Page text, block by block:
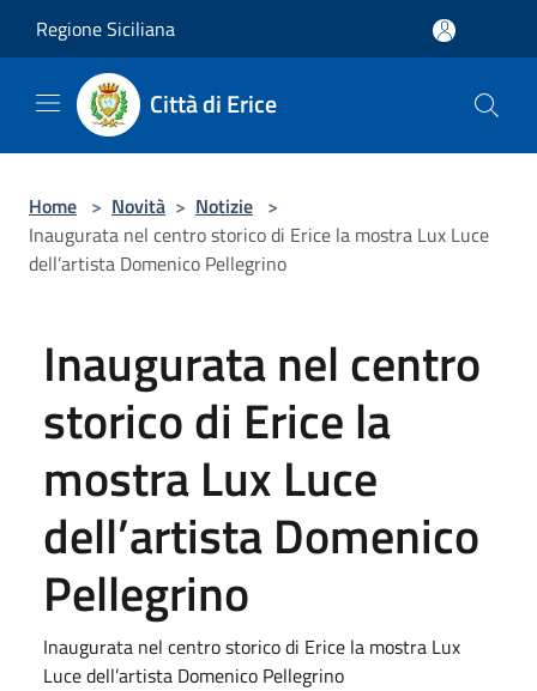
Regione Siciliana
Città di Erice
Home > Novità > Notizie >
Inaugurata nel centro storico di Erice la mostra Lux Luce
dell’artista Domenico Pellegrino
Inaugurata nel centro
storico di Erice la
mostra Lux Luce
dell’artista Domenico
Pellegrino
Inaugurata nel centro storico di Erice la mostra Lux
Luce dell’artista Domenico Pellegrino